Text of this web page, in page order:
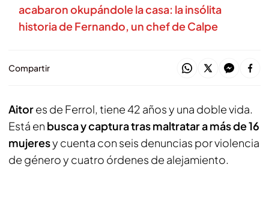
acabaron okupándole la casa: la insólita
historia de Fernando, un chef de Calpe
Compartir
Aitores de Ferrol, tiene 42 años y una doble vida.
Está en busca y captura tras maltratar a más de 16
mujeresy cuenta con seis denuncias por violencia
de género y cuatro órdenes de alejamiento.